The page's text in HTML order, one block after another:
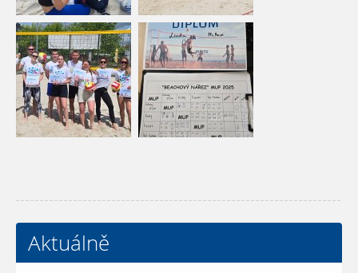
Aktuálně